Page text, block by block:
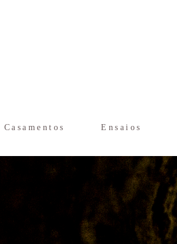
Casamentos Ensaios